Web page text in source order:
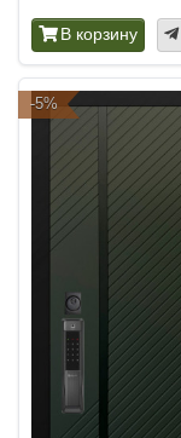
В корзину
-5%